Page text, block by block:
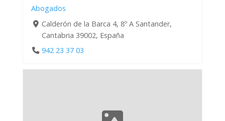
Abogados
Calderón de la Barca 4, 8º A Santander,
Cantabria 39002, España
942 23 37 03